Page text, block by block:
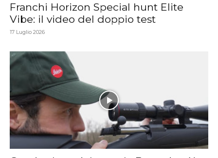
Franchi Horizon Special hunt Elite
Vibe: il video del doppio test
17 Luglio 2026